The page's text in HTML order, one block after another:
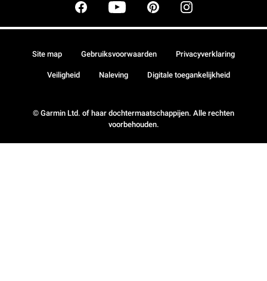
© Garmin Ltd. of haar dochtermaatschappijen. Alle rechten
voorbehouden.
Site map Gebruiksvoorwaarden Privacyverklaring
Veiligheid Naleving Digitale toegankelijkheid